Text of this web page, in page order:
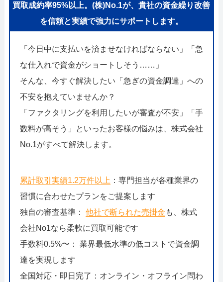
買取成約率95%以上。(株)No.1が、貴社の資金繰り改善
を信頼と実績で強力にサポートします。
「今日中に支払いを済ませなければならない」「急
な仕入れで資金がショートしそう……」
そんな、今すぐ解決したい「急ぎの資金調達」への
不安を抱えていませんか？
「ファクタリングを利用したいが審査が不安」「手
数料が高そう」といったお客様の悩みは、株式会社
No.1がすべて解決します。
累計取引実績1.2万件以上 ：専門担当が各種業界の
習慣に合わせたプランをご提案します
独自の審査基準： 他社で断られた売掛金 も、株式
会社No1なら柔軟に買取可能です
手数料0.5%〜： 業界最低水準の低コストで資金調
達を実現します
全国対応・即日完了：オンライン・オフライン問わ